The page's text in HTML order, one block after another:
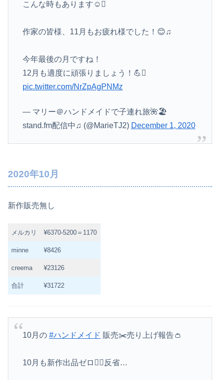
こんな時もあります☺️
作家の皆様、11月もお疲れ様でした！😊♫
今年最後の月ですね！
12月も適度に頑張りましょう！💪
pic.twitter.com/NrZpAgPNMz
— マリー＠ハンドメイドで子連れ旅🌺🏖
stand.fm配信中♫ (@MarieTJ2) December 1, 2020
2020年10月
新作販売無し
メルカリ ¥6370-5200＝1170
minne ¥8426
creema ¥23126
合計 ¥31722
10月の #ハンドメイド 販売✂️売り上げ報告👛
10月も新作出品ゼロ🙆‍♀️反省…